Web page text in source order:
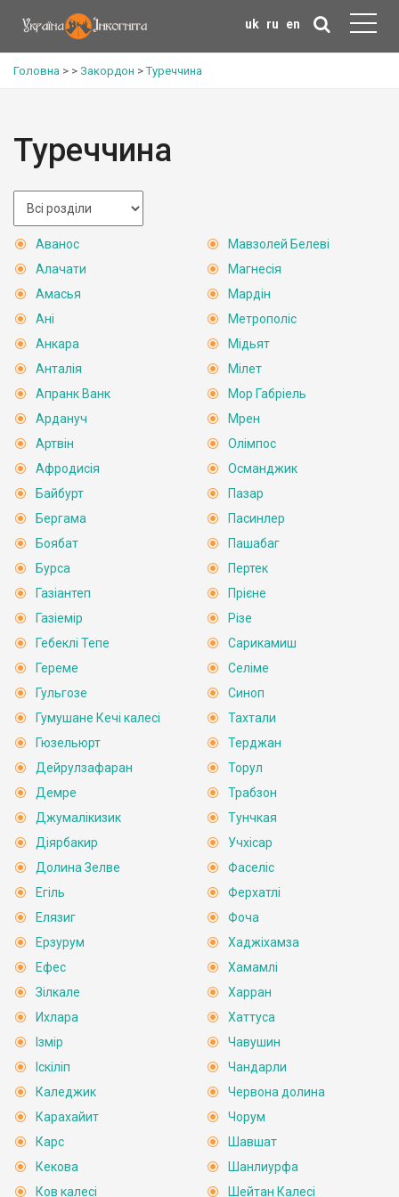
uk ru en
Головна > > Закордон >Туреччина
Туреччина
Аванос
Алачати
Амасья
Ані
Анкара
Анталія
Апранк Ванк
Ардануч
Артвін
Афродисія
Байбурт
Бергама
Боябат
Бурса
Газіантеп
Газіемір
Гебеклі Тепе
Гереме
Гульгозе
Гумушане Кечі калесі
Гюзельюрт
Дейрулзафаран
Демре
Джумалікизик
Діярбакир
Долина Зелве
Егіль
Елязиг
Ерзурум
Ефес
Зілкале
Ихлара
Ізмір
Іскіліп
Каледжик
Карахайит
Карс
Кекова
Ков калесі
Мавзолей Белеві
Магнесія
Мардін
Метрополіс
Мідьят
Мілет
Мор Габріель
Мрен
Олімпос
Османджик
Пазар
Пасинлер
Пашабаг
Пертек
Прієне
Різе
Сарикамиш
Селіме
Синоп
Тахтали
Терджан
Торул
Трабзон
Тунчкая
Учхісар
Фаселіс
Ферхатлі
Фоча
Хаджіхамза
Хамамлі
Харран
Хаттуса
Чавушин
Чандарли
Червона долина
Чорум
Шавшат
Шанлиурфа
Шейтан Калесі